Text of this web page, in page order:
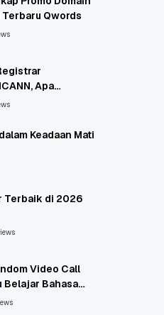
Terbaru Qwords
Apa
Keadaan Mati
Terbaik di 2026
Video Call
Belajar Bahasa